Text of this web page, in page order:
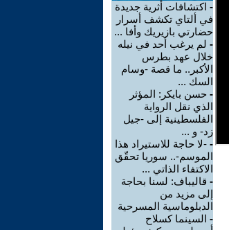
- اكتشافات أثرية جديدة
في ألتاي تكشف أسرار
حضارتي بازيريك وأفا ...
- لم يرغب أحد في نيله
خلال عهد بطرس
الأكبر.. ما قصة -وسام
السك ...
- حسن بايكر: المؤثر
الذي نقل الرواية
الفلسطينية إلى -جيل
زد- و ...
- -لا حاجة للاستيراد هذا
الموسم-.. سوريا تحقّق
الاكتفاء الذاتي ...
- قاليباف: لسنا بحاجة
إلى مزيد من
الدبلوماسية المسرحية
- السينما كسلاح